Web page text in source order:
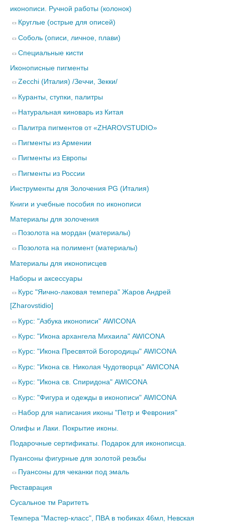
иконописи. Ручной работы (колонок)
Круглые (острые для описей)
Соболь (описи, личное, плави)
Специальные кисти
Иконописные пигменты
Zecchi (Италия) /Зеччи, Зекки/
Куранты, ступки, палитры
Натуральная киноварь из Китая
Палитра пигментов от «ZHAROVSTUDIO»
Пигменты из Армении
Пигменты из Европы
Пигменты из России
Инструменты для Золочения PG (Италия)
Книги и учебные пособия по иконописи
Материалы для золочения
Позолота на мордан (материалы)
Позолота на полимент (материалы)
Материалы для иконописцев
Наборы и аксессуары
Курс "Яично-лаковая темпера" Жаров Андрей
[Zharovstidio]
Курс: "Азбука иконописи" AWICONA
Курс: "Икона архангела Михаила" AWICONA
Курс: "Икона Пресвятой Богородицы" AWICONA
Курс: "Икона св. Николая Чудотворца" AWICONA
Курс: "Икона св. Спиридона" AWICONA
Курс: "Фигура и одежды в иконописи" AWICONA
Набор для написания иконы "Петр и Феврония"
Олифы и Лаки. Покрытие иконы.
Подарочные сертификаты. Подарок для иконописца.
Пуансоны фигурные для золотой резьбы
Пуансоны для чеканки под эмаль
Реставрация
Сусальное тм Раритетъ
Темпера "Мастер-класс", ПВА в тюбиках 46мл, Невская